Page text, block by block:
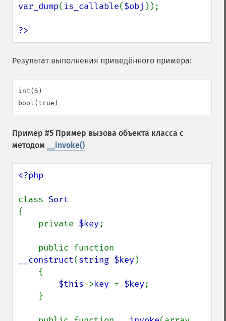
var_dump( is_callable($obj ));
?>
Результат выполнения приведённого примера:
int(5)
Пример #5 Пример вызова объекта класса с
методом
__invoke()
<?php
class
{
    private
$key;
__construct(string $key)
$this->key = $key;